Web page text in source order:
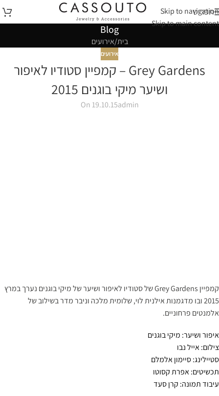
Skip to navigation
Skip to main content
תפריט
Blog
בית אירועים
אירועים
Grey Gardens – קמפיין סטודיו לאיפור
ושיער מיקי בוגנים 2015
admin
On 19.10.15
קמפיין Grey Gardens של סטודיו לאיפור ושיער של מיקי בוגנים נערך במרץ
2015 ובו מדגמנות אילנית לוי, שלומית מלכה וניבר מדר בשילוב של
אלמנטים פרחוניים.
איפור ושיער: מיקי בוגנים
צילום: אייל נבו
סטיילינג: סיימון אלמלם
תכשיטים: אפרת קסוטו
עיבוד תמונה: קרן סעד